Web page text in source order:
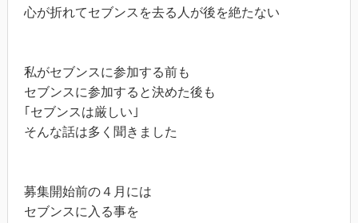
心が折れてセブンスを去る人が後を絶たない
私がセブンスに参加する前も
セブンスに参加すると決めた後も
｢セブンスは厳しい｣
そんな話は多く聞きました
募集開始前の４月には
セブンスに入る事を